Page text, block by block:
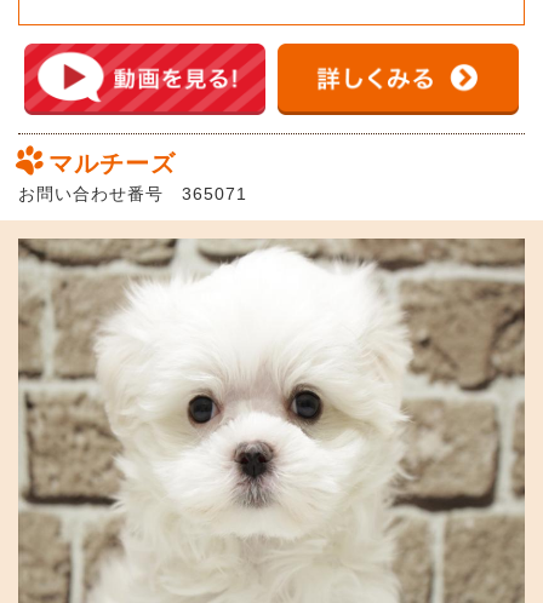
マルチーズ
お問い合わせ番号 365071